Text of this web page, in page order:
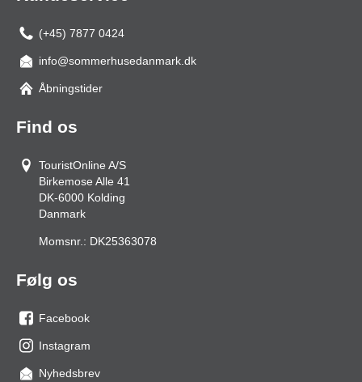
(+45) 7877 0424
info@sommerhusedanmark.dk
Åbningstider
Find os
TouristOnline A/S
Birkemose Alle 41
DK-6000 Kolding
Danmark
Momsnr.: DK25363078
Følg os
os
på
facebook
Facebook
os
Instagram
Nyhedsbrev